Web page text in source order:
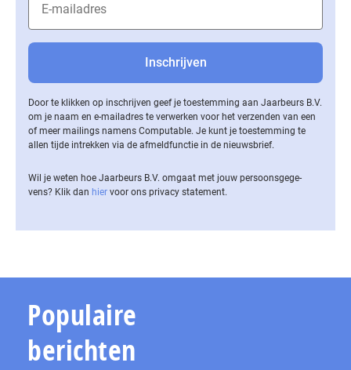
Door te klikken op inschrijven geef je toestemming aan Jaarbeurs B.V.
om je naam en e-mailadres te verwerken voor het verzenden van een
of meer mailings namens Computable. Je kunt je toestemming te
allen tijde intrekken via de af­meld­func­tie in de nieuwsbrief.
Wil je weten hoe Jaarbeurs B.V. omgaat met jouw per­soons­ge­ge­
vens? Klik dan hier voor ons privacy statement.
Populaire
berichten